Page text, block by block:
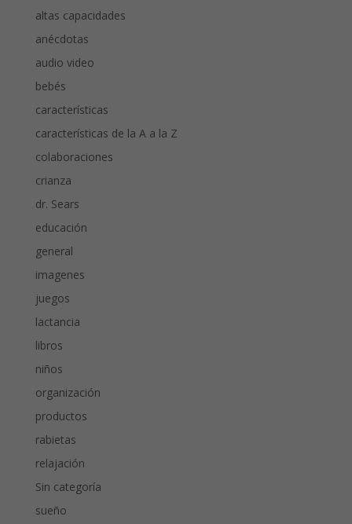
altas capacidades
anécdotas
audio video
bebés
características
características de la A a la Z
colaboraciones
crianza
dr. Sears
educación
general
imagenes
juegos
lactancia
libros
niños
organización
productos
rabietas
relajación
Sin categoría
sueño